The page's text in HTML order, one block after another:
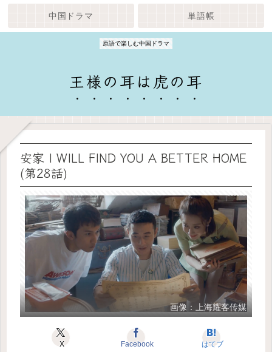
原語で楽しむ中国ドラマ
王様の耳は虎の耳
中国ドラマ 単語帳
安家 I WILL FIND YOU A BETTER HOME
(第28話)
画像：上海耀客传媒
X Facebook はてブ